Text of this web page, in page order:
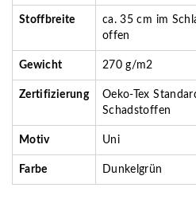
Stoffbreite
ca. 35 cm im
offen
Gewicht 270 g/m2
Zertifizierung
Oeko-Tex
Schadstoffen
Motiv Uni
Farbe Dunkelgrün